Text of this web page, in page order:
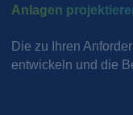
Anlagen
Die zu Ihren
entwickeln und die